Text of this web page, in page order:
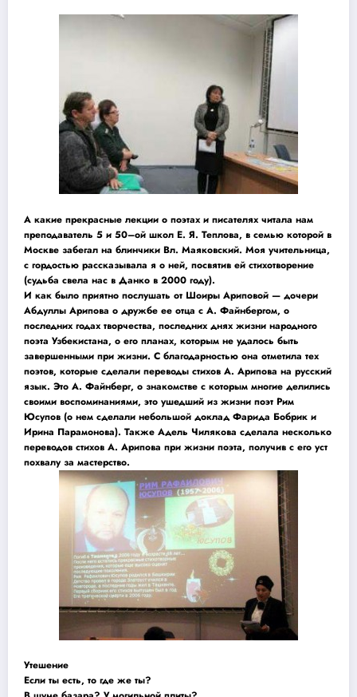
А какие прекрасные лекции о поэтах и писателях читала нам
преподаватель 5 и 50–ой школ Е. Я. Теплова, в семью которой в
Москве забегал на блинчики Вл. Маяковский. Моя учительница,
с гордостью рассказывала я о ней, посвятив ей стихотворение
(судьба свела нас в Данко в 2000 году).
И как было приятно послушать от Шоиры Ариповой — дочери
Абдуллы Арипова о дружбе ее отца с А. Файнбергом, о
последних годах творчества, последних днях жизни народного
поэта Узбекистана, о его планах, которым не удалось быть
завершенными при жизни. С благодарностью она отметила тех
поэтов, которые сделали переводы стихов А. Арипова на русский
язык. Это А. Файнберг, о знакомстве с которым многие делились
своими воспоминаниями, это ушедший из жизни поэт Рим
Юсупов (о нем сделали небольшой доклад Фарида Бобрик и
Ирина Парамонова). Также Адель Чилякова сделала несколько
переводов стихов А. Арипова при жизни поэта, получив с его уст
похвалу за мастерство.
Утешение
Если ты есть, то где же ты?